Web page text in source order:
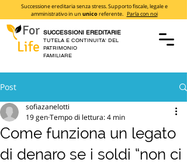
For
Life
SUCCESSIONI EREDITARIE
TUTELA E CONTINUITA' DEL
PATRIMONIO
FAMILIARE
Successione ereditaria senza stress. Supporto fiscale, legale e
amministrativo in un unicoreferente. Parla con noi
Post
Come funziona un legato
di denaro se i soldi “non ci
sofiazanelotti
19 genTempo di lettura: 4 min